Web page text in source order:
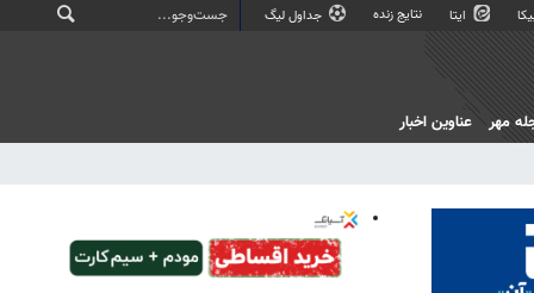
ایتا نتایج زنده جداول لیگ
مهر عناوین اخبار